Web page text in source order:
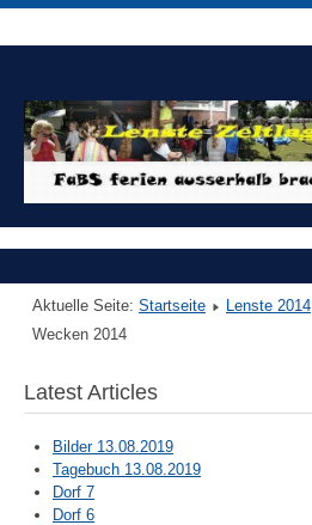
Aktuelle Seite: Startseite Lenste 2014
Wecken 2014
Latest Articles
Bilder 13.08.2019
Tagebuch 13.08.2019
Dorf 7
Dorf 6